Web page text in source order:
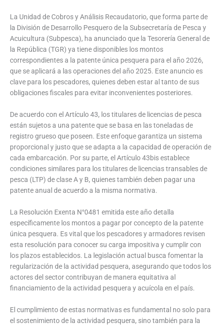
La Unidad de Cobros y Análisis Recaudatorio, que forma parte de
la División de Desarrollo Pesquero de la Subsecretaría de Pesca y
Acuicultura (Subpesca), ha anunciado que la Tesorería General de
la República (TGR) ya tiene disponibles los montos
correspondientes a la patente única pesquera para el año 2026,
que se aplicará a las operaciones del año 2025. Este anuncio es
clave para los pescadores, quienes deben estar al tanto de sus
obligaciones fiscales para evitar inconvenientes posteriores.
De acuerdo con el Artículo 43, los titulares de licencias de pesca
están sujetos a una patente que se basa en las toneladas de
registro grueso que poseen. Este enfoque garantiza un sistema
proporcional y justo que se adapta a la capacidad de operación de
cada embarcación. Por su parte, el Artículo 43bis establece
condiciones similares para los titulares de licencias transables de
pesca (LTP) de clase A y B, quienes también deben pagar una
patente anual de acuerdo a la misma normativa.
La Resolución Exenta N°0481 emitida este año detalla
específicamente los montos a pagar por concepto de la patente
única pesquera. Es vital que los pescadores y armadores revisen
esta resolución para conocer su carga impositiva y cumplir con
los plazos establecidos. La legislación actual busca fomentar la
regularización de la actividad pesquera, asegurando que todos los
actores del sector contribuyan de manera equitativa al
financiamiento de la actividad pesquera y acuícola en el país.
El cumplimiento de estas normativas es fundamental no solo para
el sostenimiento de la actividad pesquera, sino también para la